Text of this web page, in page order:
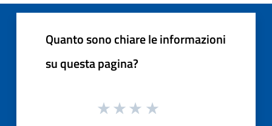
Quanto sono chiare le informazioni
su questa pagina?